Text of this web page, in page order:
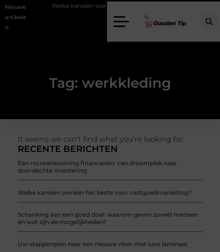
Nieuwe
artikele
n
Welke kanalen werken het beste voor vastgoedmarketing?
Tag: werkkleding
RECENTE BERICHTEN
Een recreatiewoning financieren: van droomplek naar
doordachte investering
Welke kanalen werken het beste voor vastgoedmarketing?
Schenking aan een goed doel: waarom geven zoveel mensen
en wat zijn de mogelijkheden?
Uw stappenplan naar een nieuwe vloer met luxe laminaat
It seems we can't find what you're looking for.